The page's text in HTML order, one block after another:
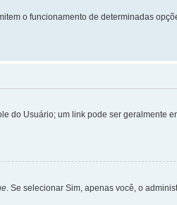
o funcionamento de determinadas
do Usuário; um link pode ser geralmente
. Se selecionar Sim, apenas você, o